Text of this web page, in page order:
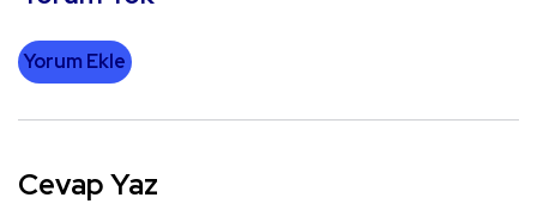
Yorum Ekle
Cevap Yaz